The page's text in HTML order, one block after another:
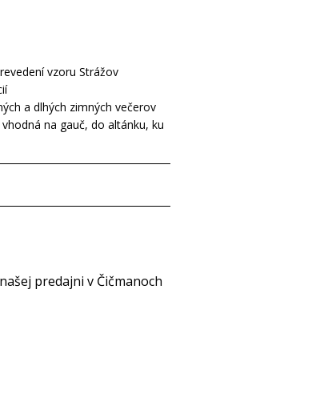
vzoru Strážov
a dlhých zimných večerov
na gauč, do altánku, ku
predajni v Čičmanoch